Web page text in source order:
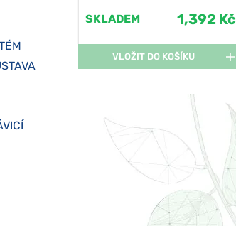
SKLADEM 1,392 Kč
VLOŽIT DO KOŠÍKU